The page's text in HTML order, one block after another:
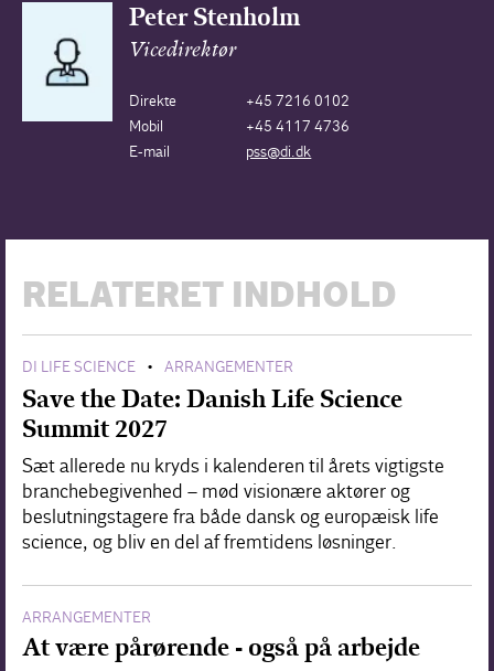
Peter Stenholm
Vicedirektør
Direkte
+45 7216 0102
Mobil
+45 4117 4736
E-mail
pss@di.dk
RELATERET INDHOLD
DI LIFE SCIENCE • ARRANGEMENTER
Save the Date: Danish Life Science
Summit 2027
Sæt allerede nu kryds i kalenderen til årets vigtigste
branchebegivenhed – mød visionære aktører og
beslutningstagere fra både dansk og europæisk life
science, og bliv en del af fremtidens løsninger.
ARRANGEMENTER
At være pårørende - også på arbejde